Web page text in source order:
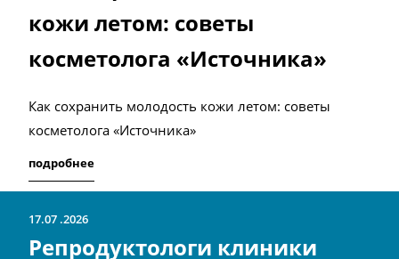
кожи летом: советы
косметолога «Источника»
Как сохранить молодость кожи летом: советы
косметолога «Источника»
подробнее
17.07 2026
Репродуктологи клиники